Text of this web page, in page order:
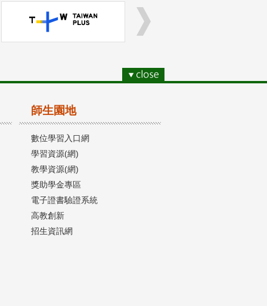
師生園地
數位學習入口網
學習資源(網)
教學資源(網)
獎助學金專區
電子證書驗證系統
高教創新
招生資訊網